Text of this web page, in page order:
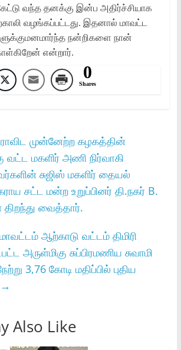
வந்த தனக்கு இன்ப அதிர்ச்சியாக
வழங்கப்பட்டது. இதனால் மாவட்ட
நன்றிகளை நான்
என்றார்.
0
Shares
முன்னேற்ற கழகத்தின்
வட்ட மகளிர் அணி நிர்வாகி
சுஜிஸ் மகளிர் தையல்
சட்ட மன்ற உறுப்பினர் தி.நகர் B.
வைத்தார்.
ஆற்காடு வட்டம் திமிரி
அருள்மிகு சுப்பிரமணிய சுவாமி
3,76 கோடி மதிப்பில் புதிய
→
Also Like